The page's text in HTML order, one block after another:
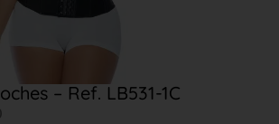
– Ref. LB531-1C